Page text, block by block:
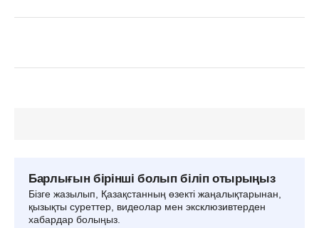
Барлығын бірінші болып біліп отырыңыз
Бізге жазылып, Қазақстанның өзекті жаңалықтарынан,
қызықты суреттер, видеолар мен эксклюзивтерден
хабардар болыңыз.